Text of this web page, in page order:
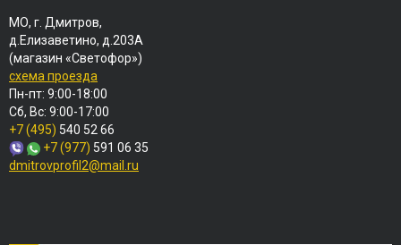
МО, г. Дмитров,
д.Елизаветино, д.203А
(магазин «Светофор»)
схема проезда
Пн-пт: 9:00-18:00
Сб, Вс: 9:00-17:00
+7 (495) 540 52 66
+7 (977) 591 06 35
dmitrovprofil2@mail.ru